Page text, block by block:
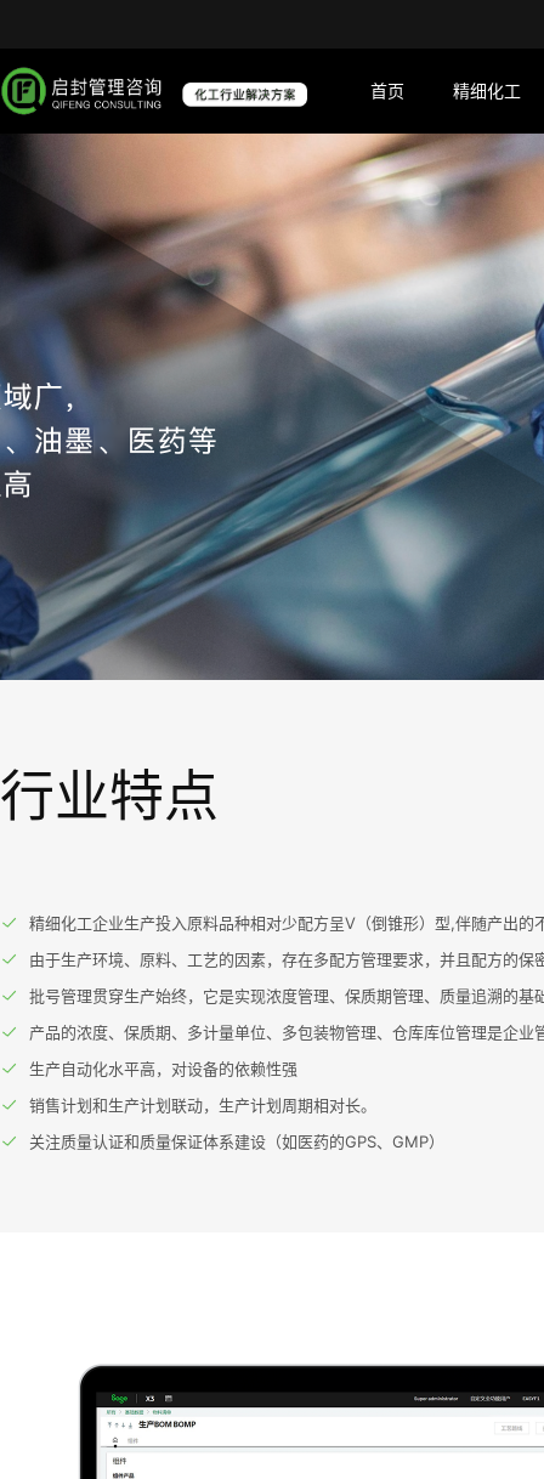
首页 精细化工
行业特点
精细化工企业生产投入原料品种相对少配方呈V（倒锥形）型,伴随产出
由于生产环境、原料、工艺的因素，存在多配方管理要求，并且配方的保
批号管理贯穿生产始终，它是实现浓度管理、保质期管理、质量追溯的基
产品的浓度、保质期、多计量单位、多包装物管理、仓库库位管理是企业
生产自动化水平高，对设备的依赖性强
销售计划和生产计划联动，生产计划周期相对长。
关注质量认证和质量保证体系建设（如医药的GPS、GMP）